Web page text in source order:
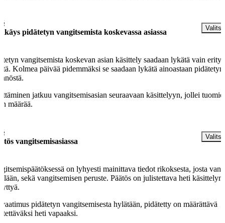
pidätetyn vangitsemista koskevassa asiassa
vangitsemista koskevan asian käsittely saadaan lykätä vain
Kolmea päivää pidemmäksi se saadaan lykätä ainoastaan pidätetyn
jatkuu vangitsemisasian seuraavaan käsittelyyn, jollei
määrää.
vangitsemisasiassa
on lyhyesti mainittava tiedot rikoksesta, josta
sekä vangitsemisen peruste. Päätös on julistettava heti käsittelyn
vaatimus pidätetyn vangitsemisesta hylätään, pidätetty on määrättävä
heti vapaaksi.